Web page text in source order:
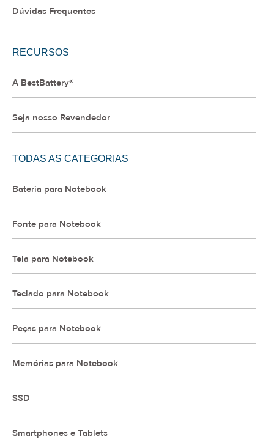
Dúvidas Frequentes
RECURSOS
A BestBattery®
Seja nosso Revendedor
TODAS AS CATEGORIAS
Bateria para Notebook
Fonte para Notebook
Tela para Notebook
Teclado para Notebook
Peças para Notebook
Memórias para Notebook
SSD
Smartphones e Tablets